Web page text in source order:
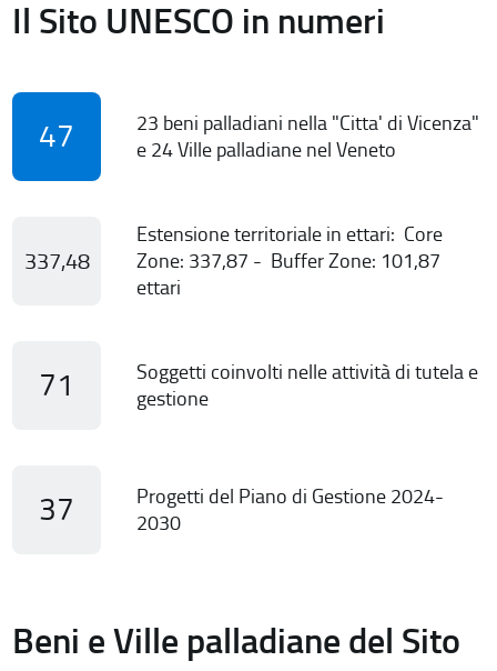
Il Sito UNESCO in numeri
47
23 beni palladiani nella "Citta' di Vicenza"
e 24 Ville palladiane nel Veneto
337,48
Estensione territoriale in ettari: Core
Zone: 337,87 - Buffer Zone: 101,87
ettari
71
Soggetti coinvolti nelle attività di tutela e
gestione
37
Progetti del Piano di Gestione 2024-
2030
Beni e Ville palladiane del Sito